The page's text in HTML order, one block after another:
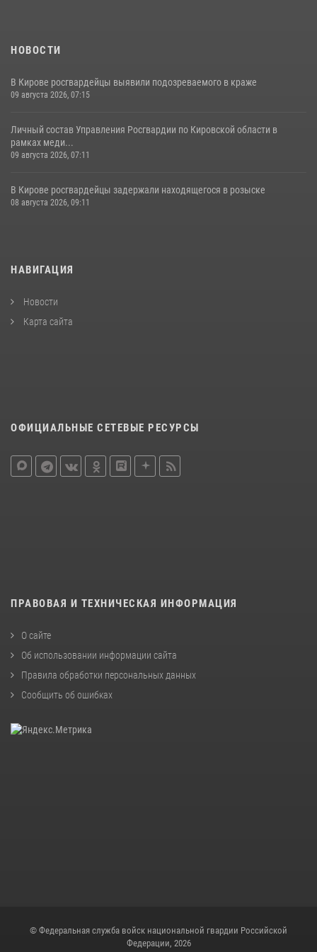
НОВОСТИ
В Кирове росгвардейцы выявили подозреваемого в краже
09 августа 2026, 07:15
Личный состав Управления Росгвардии по Кировской области в
рамках меди...
09 августа 2026, 07:11
В Кирове росгвардейцы задержали находящегося в розыске
08 августа 2026, 09:11
НАВИГАЦИЯ
Новости
Карта сайта
ОФИЦИАЛЬНЫЕ СЕТЕВЫЕ РЕСУРСЫ
ПРАВОВАЯ И ТЕХНИЧЕСКАЯ ИНФОРМАЦИЯ
О сайте
Об использовании информации сайта
Правила обработки персональных данных
Сообщить об ошибках
© Федеральная служба войск национальной гвардии Российской
Федерации, 2026